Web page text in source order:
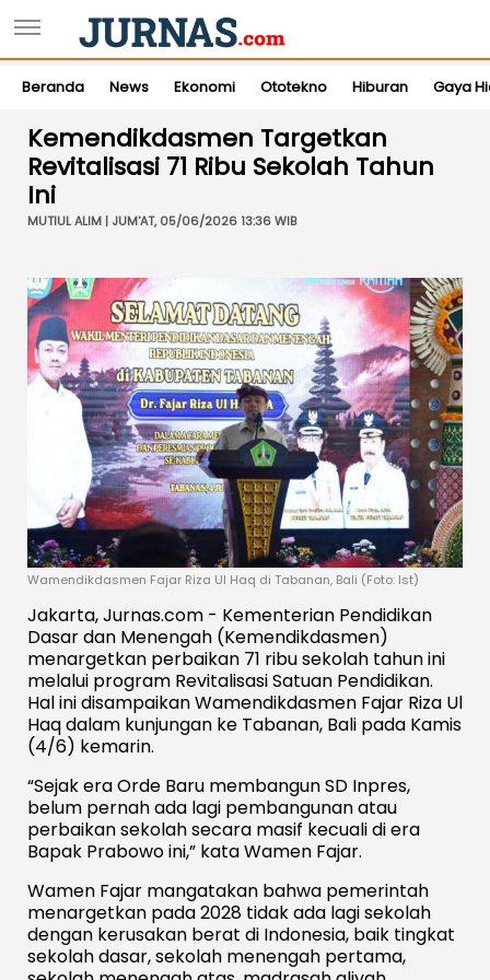
Beranda News Ekonomi Ototekno Hiburan Gaya
Kemendikdasmen Targetkan
Revitalisasi 71 Ribu Sekolah Tahun
Ini
MUTIUL ALIM | JUM'AT, 05/06/2026 13:36 WIB
Wamendikdasmen Fajar Riza Ul Haq di Tabanan, Bali (Foto: Ist)
Jakarta, Jurnas.com - Kementerian Pendidikan
Dasar dan Menengah (Kemendikdasmen)
menargetkan perbaikan 71 ribu sekolah tahun ini
melalui program Revitalisasi Satuan Pendidikan.
Hal ini disampaikan Wamendikdasmen Fajar Riza Ul
Haq dalam kunjungan ke Tabanan, Bali pada Kamis
(4/6) kemarin.
“Sejak era Orde Baru membangun SD Inpres,
belum pernah ada lagi pembangunan atau
perbaikan sekolah secara masif kecuali di era
Bapak Prabowo ini,” kata Wamen Fajar.
Wamen Fajar mangatakan bahwa pemerintah
menargetkan pada 2028 tidak ada lagi sekolah
dengan kerusakan berat di Indonesia, baik tingkat
sekolah dasar, sekolah menengah pertama,